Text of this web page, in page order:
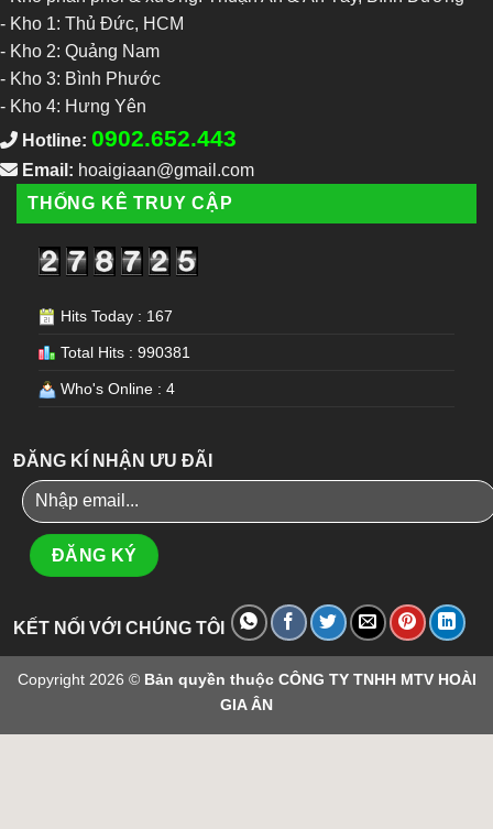
- Kho 1: Thủ Đức, HCM
- Kho 2: Quảng Nam
- Kho 3: Bình Phước
- Kho 4: Hưng Yên
Hotline: 0902.652.443
Email: hoaigiaan@gmail.com
THỐNG KÊ TRUY CẬP
Hits Today : 167
Total Hits : 990381
Who's Online : 4
ĐĂNG KÍ NHẬN ƯU ĐÃI
KẾT NỐI VỚI CHÚNG TÔI
Copyright 2026 © Bản quyền thuộc CÔNG TY TNHH MTV HOÀI
GIA ÂN